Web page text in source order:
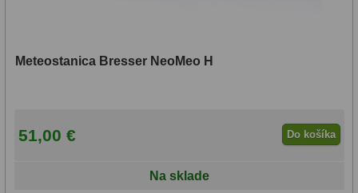
Meteostanica Bresser NeoMeo H
51,00 € Do košíka
Na sklade